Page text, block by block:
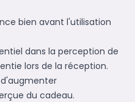
bien avant l'utilisation
dans la perception de
lors de la réception.
du cadeau.